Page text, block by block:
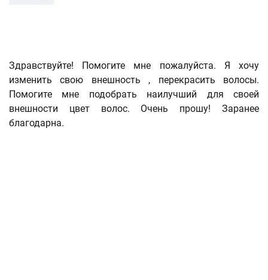
Здравствуйте! Помогите мне пожалуйста. Я хочу
изменить свою внешность , перекрасить волосы.
Помогите мне подобрать наилучший для своей
внешности цвет волос. Очень прошу! Заранее
благодарна.